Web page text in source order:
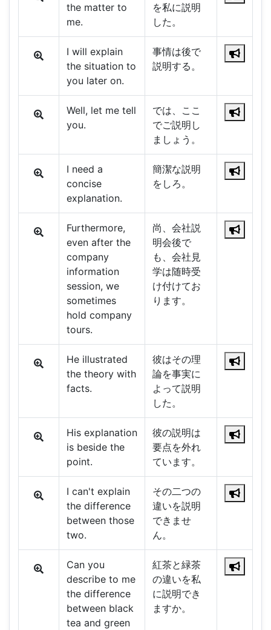
the matter to
me.
を私に説明
した。
I will explain
the situation to
you later on.
事情は後で
説明する。
Well, let me tell
you.
では、ここ
でご説明し
ましょう。
I need a
concise
explanation.
簡潔な説明
をしろ。
Furthermore,
even after the
company
information
session, we
sometimes
hold company
tours.
尚、会社説
明会後で
も、会社見
学は随時受
け付けてお
ります。
He illustrated
the theory with
facts.
彼はその理
論を事実に
よって説明
した。
His explanation
is beside the
point.
彼の説明は
要点を外れ
ています。
I can't explain
the difference
between those
two.
その二つの
違いを説明
できませ
ん。
Can you
describe to me
the difference
between black
tea and green
紅茶と緑茶
の違いを私
に説明でき
ますか。